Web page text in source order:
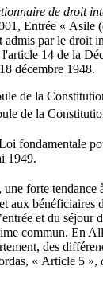
de droit
Entrée « Asile
admis par le droit
14 de la
décembre 1948.
de la
de la
fondamentale
1949.
forte tendance
aux bénéficiaires
et du séjour
commun. En
des
« Article 5 »,